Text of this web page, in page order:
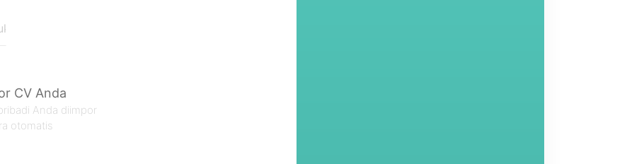
CV Anda
Anda diimpor
otomatis